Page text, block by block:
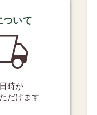
ついて
時が
だけます